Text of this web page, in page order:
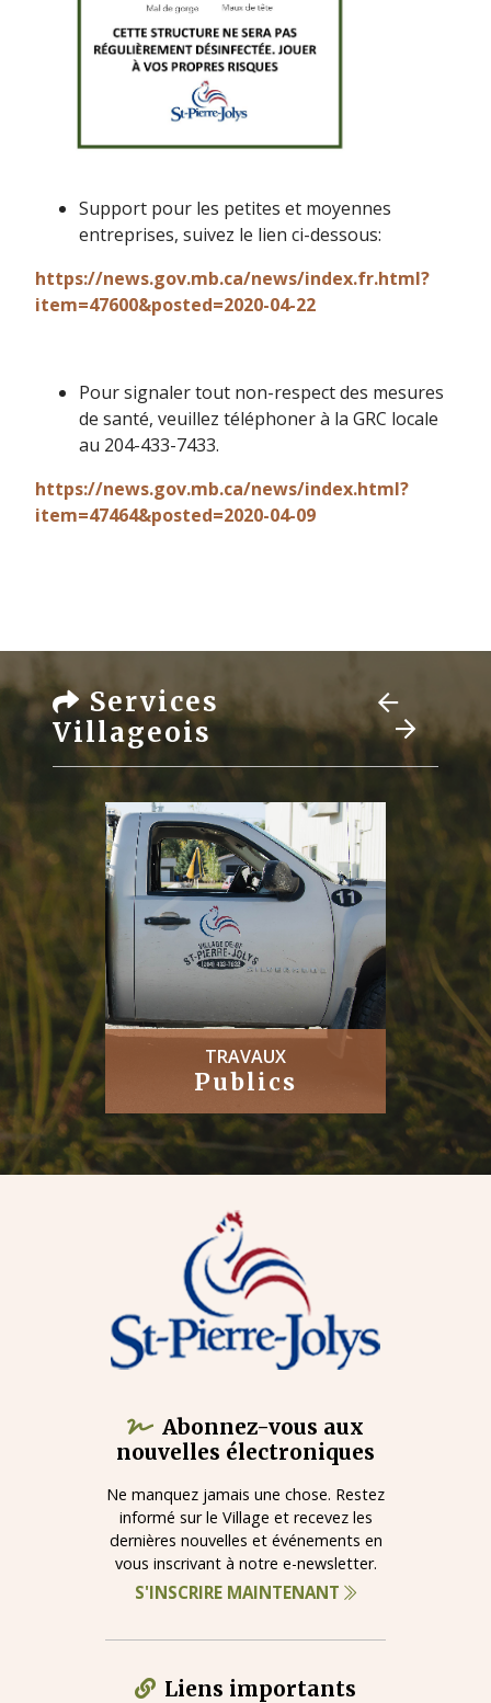
Support pour les petites et moyennes
entreprises, suivez le lien ci-dessous:
https://news.gov.mb.ca/news/index.fr.html?
item=47600&posted=2020-04-22
Pour signaler tout non-respect des mesures
de santé, veuillez téléphoner à la GRC locale
au 204-433-7433.
https://news.gov.mb.ca/news/index.html?
item=47464&posted=2020-04-09
Services
Villageois
TRAVAUX
Publics
Abonnez-vous aux
nouvelles électroniques
Ne manquez jamais une chose. Restez
informé sur le Village et recevez les
dernières nouvelles et événements en
vous inscrivant à notre e-newsletter.
S'INSCRIRE MAINTENANT
Liens importants